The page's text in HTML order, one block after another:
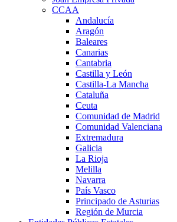
CCAA
Andalucía
Aragón
Baleares
Canarias
Cantabria
Castilla y León
Castilla-La Mancha
Cataluña
Ceuta
Comunidad de Madrid
Comunidad Valenciana
Extremadura
Galicia
La Rioja
Melilla
Navarra
País Vasco
Principado de Asturias
Región de Murcia